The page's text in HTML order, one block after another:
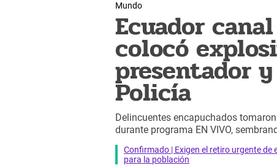
Mundo
Ecuador
colocó
presentador
Policía
Delincuentes encapuchados tomaron
durante programa EN VIVO,
Confirmado | Exigen el retiro urgente
para la población